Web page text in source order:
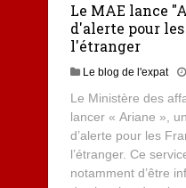
Le MAE lance
d'alerte pour
l'étranger
Le blog de l'expat
Le Ministère des
lancer « Ariane »,
d’alerte pour les
l’étranger. Ce
notamment d’être